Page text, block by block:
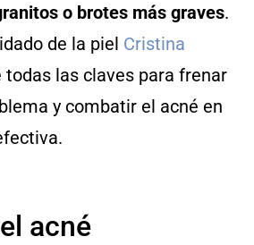
o brotes más graves.
de la piel Cristina
todas las claves para frenar
y combatir el acné en
acné